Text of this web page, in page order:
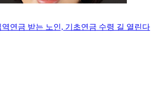
역연금 받는 노인, 기초연금 수령 길 열린다